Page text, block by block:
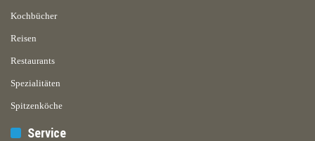
Kochbücher
Reisen
Restaurants
Spezialitäten
Spitzenköche
Service